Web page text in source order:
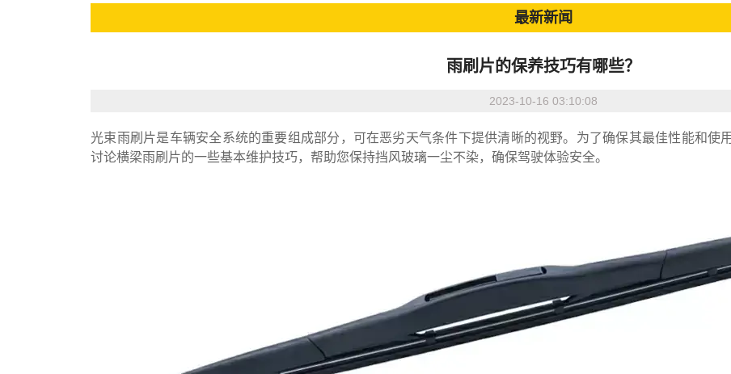
最新新闻
雨刷片的保养技巧有哪些？
2023-10-16 03:10:08
光束雨刷片是车辆安全系统的重要组成部分，可在恶劣天气条件下提供清晰的视野。为了确保其最佳性能和使
讨论横梁雨刷片的一些基本维护技巧，帮助您保持挡风玻璃一尘不染，确保驾驶体验安全。